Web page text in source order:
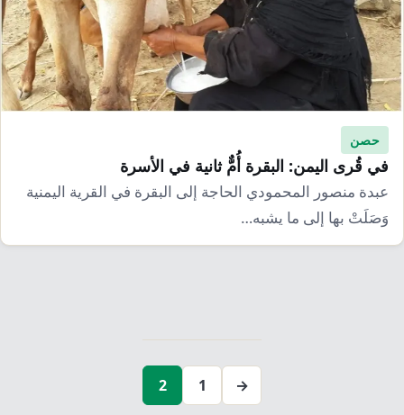
فيديو
حصن
في قُرى اليمن: البقرة أُمٌّ ثانية في الأسرة
عبدة منصور المحمودي الحاجة إلى البقرة في القرية اليمنية
وَصَلَتْ بها إلى ما يشبه…
تعدد
صفحات
→
1
2